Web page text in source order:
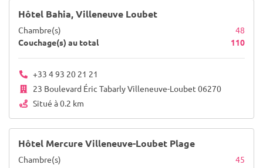
Hôtel Bahia, Villeneuve Loubet
Chambre(s)
48
Couchage(s) au total
110
+33 4 93 20 21 21
23 Boulevard Éric Tabarly Villeneuve-Loubet 06270
Situé à 0.2 km
Hôtel Mercure Villeneuve-Loubet Plage
Chambre(s)
45